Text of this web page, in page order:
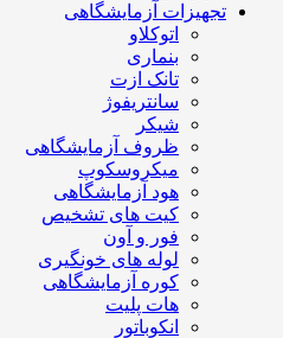
تجهیزات آزمایشگاهی
اتوکلاو
بنماری
تانک ازت
سانتریفوژ
شیکر
ظروف آزمایشگاهی
میکروسکوپ
هود آزمایشگاهی
کیت های تشخیص
فور و آون
لوله های خونگیری
کوره آزمایشگاهی
هات پلیت
انکوباتور